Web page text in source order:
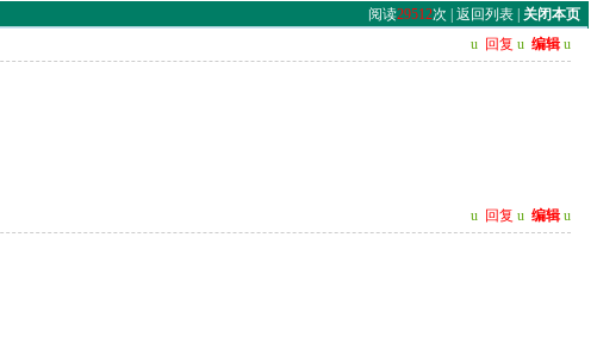
阅读29512次 | 返回列表| 关闭本页
u 回复 u 编辑 u
u 回复 u 编辑 u